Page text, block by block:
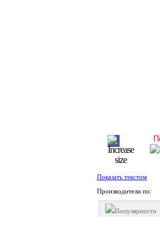
Показать текстом
Производители по:
Популярности